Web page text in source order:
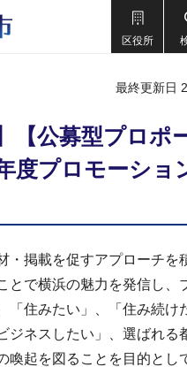
区役所
最終更新日
【公募型プロポ
度プロモーショ
・掲載を促すアプローチを
とで横浜の魅力を発信し、
「住みたい」、「住み続け
ジネスしたい」、選ばれる
喚起を図ることを目的とし